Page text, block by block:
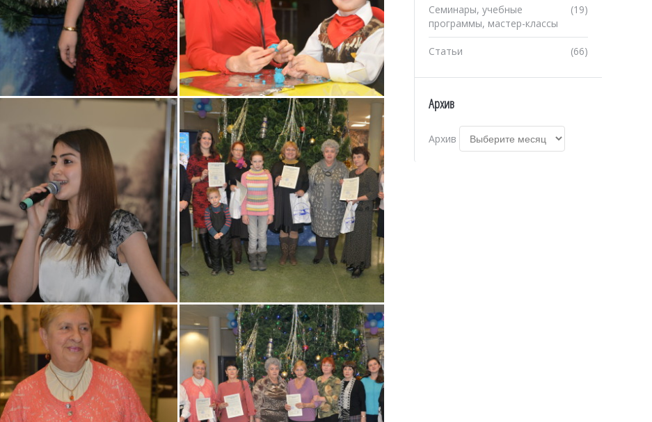
(19)
Семинары, учебные
программы, мастер-классы
(66)
Статьи
Архив
Архив